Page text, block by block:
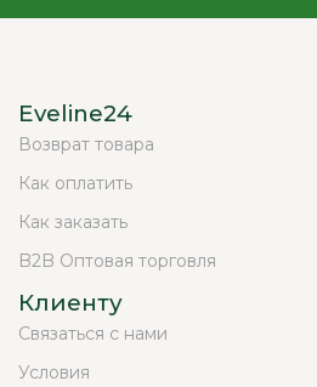
Eveline24
Возврат товара
Как оплатить
Как заказать
B2B Оптовая торговля
Клиенту
Связаться с нами
Условия